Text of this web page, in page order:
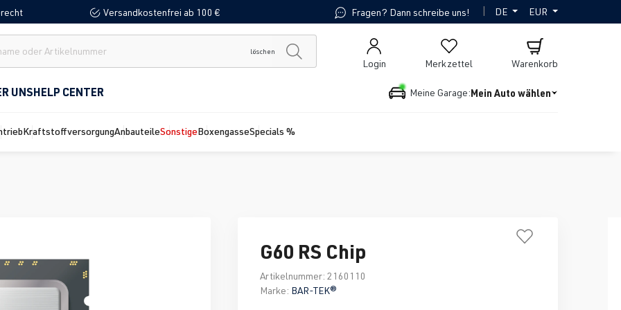
Versandkostenfrei ab 100 € Fragen? Dann schreibe uns! | DE EUR
löschen
Merkzettel
Login Warenkorb
UNSHELP CENTER Meine Garage:Mein Auto wählen
KraftstoffversorgungAnbauteileSonstigeBoxengasseSpecials %
G60 RS Chip
Artikelnummer: 2160110
Marke: BAR-TEK®